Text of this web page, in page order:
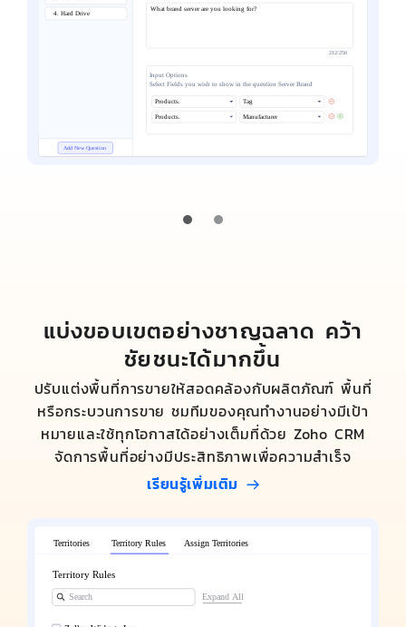
แบ่งขอบเขตอย่างชาญฉลาด คว้า
ชัยชนะได้มากขึ้น
ปรับแต่งพื้นที่การขายให้สอดคล้องกับผลิตภัณฑ์ พื้นที่
หรือกระบวนการขาย ชมทีมของคุณทำงานอย่างมีเป้า
หมายและใช้ทุกโอกาสได้อย่างเต็มที่ด้วย Zoho CRM
จัดการพื้นที่อย่างมีประสิทธิภาพเพื่อความสำเร็จ
เรียนรู้เพิ่มเติม